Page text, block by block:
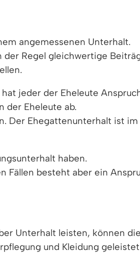
angemessenen Unterhalt.
Regel gleichwertige
jeder der Eheleute
der Eheleute ab.
Der Ehegattenunterhalt ist
haben.
Fällen besteht aber ein
Unterhalt leisten, können
und Kleidung